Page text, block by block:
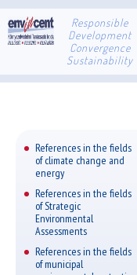
Responsible
Development
Convergence
Sustainability
References in the fields
of climate change and
energy
References in the fields
of Strategic
Environmental
Assessments
References in the fields
of municipal